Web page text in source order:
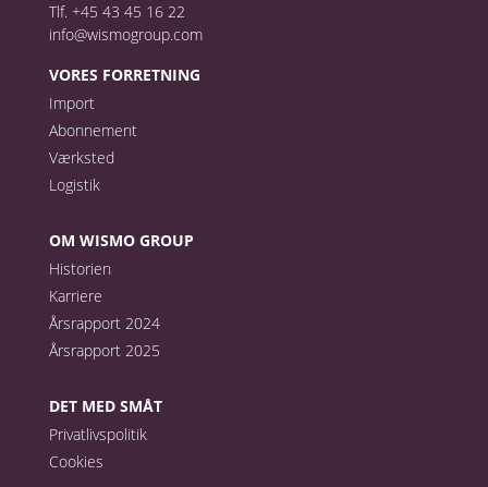
Tlf. +45 43 45 16 22
info@wismogroup.com
VORES FORRETNING
Import
Abonnement
Værksted
Logistik
OM WISMO GROUP
Historien
Karriere
Årsrapport 2024
Årsrapport 2025
DET MED SMÅT
Privatlivspolitik
Cookies